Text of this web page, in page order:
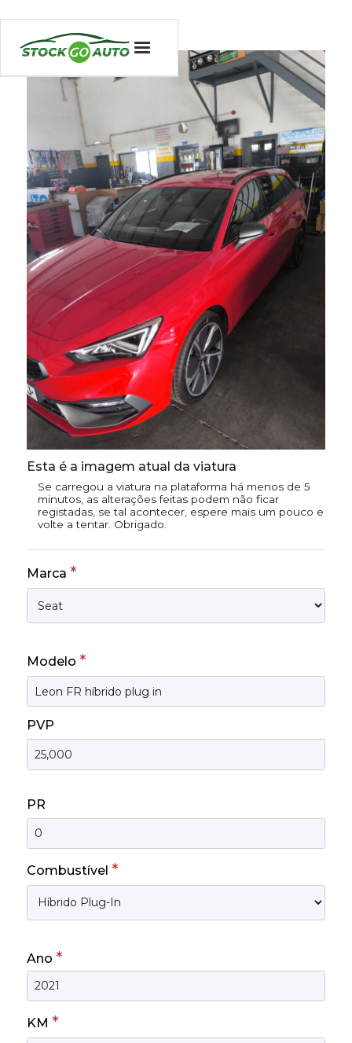
Esta é a imagem atual da viatura
Se carregou a viatura na plataforma há menos de 5
minutos, as alterações feitas podem não ficar
registadas, se tal acontecer, espere mais um pouco e
volte a tentar. Obrigado.
Marca *
Modelo *
PVP
PR
Combustível *
Ano *
KM *